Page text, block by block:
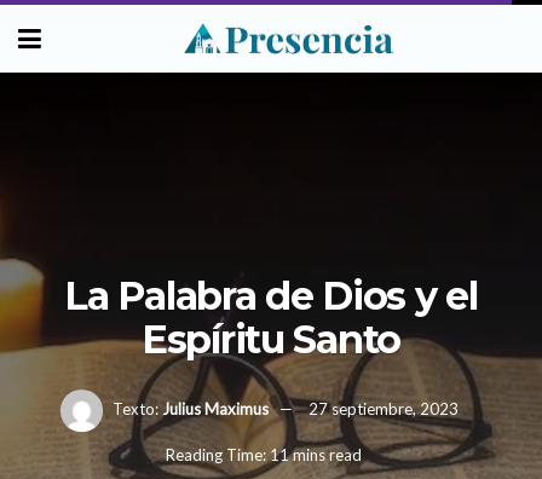
La Palabra de Dios y el
Espíritu Santo
Texto: Julius Maximus 27 septiembre, 2023
Reading Time: 11 mins read